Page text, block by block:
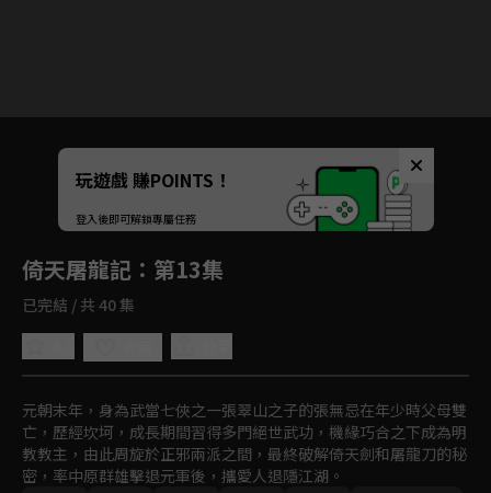
Unmute
如有不便請見諒
玩遊戲 賺POINTS！
登入後即可解鎖專屬任務
倚天屠龍記 ：第13集
已完結 / 共 40 集
元朝末年，身為武當七俠之一張翠山之子的張無忌在年少時父母雙
亡，歷經坎坷，成長期間習得多門絕世武功，機緣巧合之下成為明
教教主，由此周旋於正邪兩派之間，最終破解倚天劍和屠龍刀的秘
密，率中原群雄擊退元軍後，攜愛人退隱江湖。